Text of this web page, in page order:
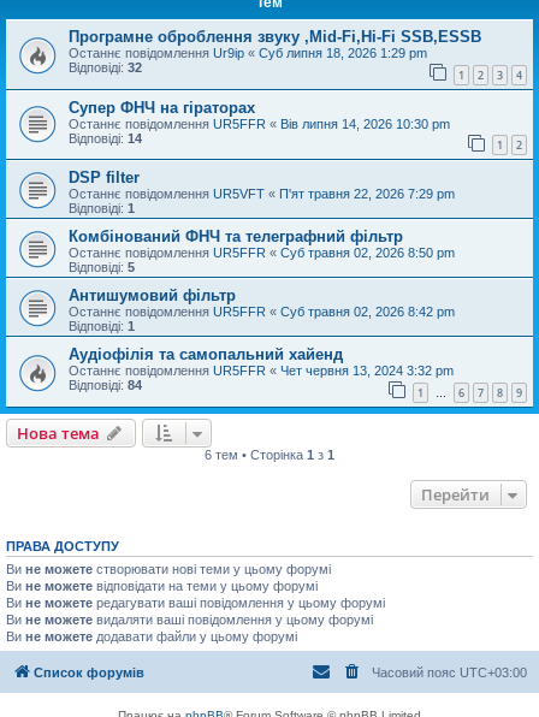
Програмне оброблення звуку ,Mid-Fi,Hi-Fi SSB,ESSB
Останнє повідомлення Ur9ip « Суб липня 18, 2026 1:29 pm
Відповіді: 32 1 2 3 4
Супер ФНЧ на гіраторах
Останнє повідомлення UR5FFR « Вів липня 14, 2026 10:30 pm
Відповіді: 14 1 2
DSP filter
Останнє повідомлення UR5VFT « П'ят травня 22, 2026 7:29 pm
Відповіді: 1
Комбінований ФНЧ та телеграфний фільтр
Останнє повідомлення UR5FFR « Суб травня 02, 2026 8:50 pm
Відповіді: 5
Антишумовий фільтр
Останнє повідомлення UR5FFR « Суб травня 02, 2026 8:42 pm
Відповіді: 1
Аудіофілія та самопальний хайенд
Останнє повідомлення UR5FFR « Чет червня 13, 2024 3:32 pm
Відповіді: 84 1 … 6 7 8 9
Нова тема
6 тем • Сторінка 1 з 1
Перейти
ПРАВА ДОСТУПУ
Ви не можете створювати нові теми у цьому форумі
Ви не можете відповідати на теми у цьому форумі
Ви не можете редагувати ваші повідомлення у цьому форумі
Ви не можете видаляти ваші повідомлення у цьому форумі
Ви не можете додавати файли у цьому форумі
Список форумів Часовий пояс UTC+03:00